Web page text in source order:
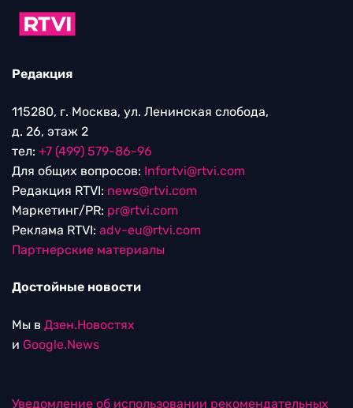
Редакция
115280, г. Москва, ул. Ленинская слобода,
д. 26, этаж 2
тел: +7 (499) 579-86-96
Для общих вопросов: Infortvi@rtvi.com
Редакция RTVI: news@rtvi.com
Маркетинг/PR: pr@rtvi.com
Реклама RTVI: adv-eu@rtvi.com
Партнерские материалы
Достойные новости
Мы в Дзен.Новостях
и Google.News
Уведомление об использовании рекомендательных